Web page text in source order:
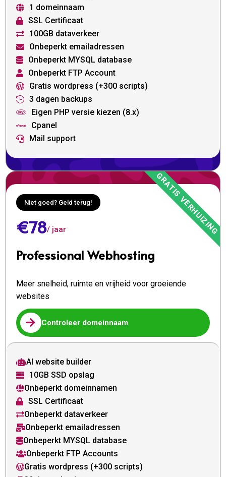
 1 domeinnaam
 SSL Certificaat
 100GB dataverkeer
 Onbeperkt emailadressen
 Onbeperkt MYSQL database
 Onbeperkt FTP Account
 Gratis wordpress (+300 scripts)
 3 dagen backups
 Eigen PHP versie kiezen (8.x)
 Cpanel
 Mail support
Niet goed? Geld terug!
€78/ jaar
Professional Webhosting
Meer snelheid, ruimte en vrijheid voor groeiende
websites
 Controleer domeinnaam
AI website builder
 10GB SSD opslag
Onbeperkt domeinnamen
 SSL Certificaat
Onbeperkt dataverkeer
Onbeperkt emailadressen
Onbeperkt MYSQL database
Onbeperkt FTP Accounts
Gratis wordpress (+300 scripts)